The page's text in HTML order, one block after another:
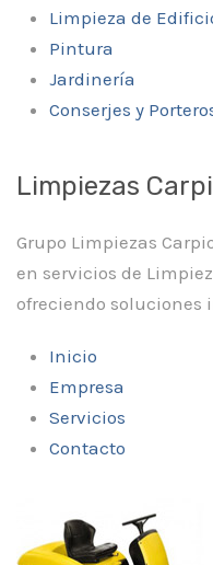
Limpieza de
Pintura
Jardinería
Conserjes y
Limpiezas
Grupo Limpiezas
en servicios de
ofreciendo soluciones
Inicio
Empresa
Servicios
Contacto